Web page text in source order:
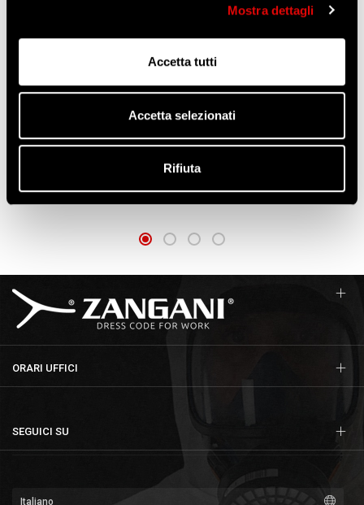
Mostra dettagli
Accetta tutti
Accetta selezionati
Rifiuta
GUANTI NAPPA DORSO SKY
GUANTI N.B.R. DORSO
ORARI UFFICI
SEGUICI SU